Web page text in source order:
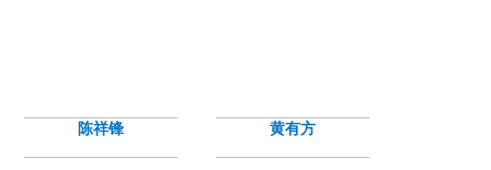
陈祥锋 黄有方